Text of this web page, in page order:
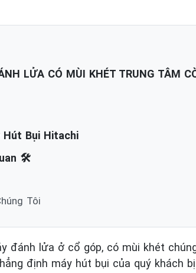
LỬA CÓ MÙI KHÉT TRUNG TÂM
Hút Bụi Hitachi
🛠️
Tôi
đánh lửa ở cổ góp, có mùi khét
định máy hút bụi của quý khách